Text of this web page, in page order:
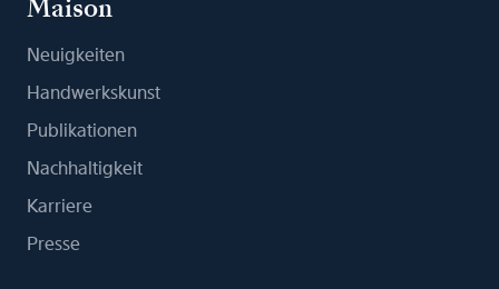
Maison
Neuigkeiten
Handwerkskunst
Publikationen
Nachhaltigkeit
Karriere
Presse